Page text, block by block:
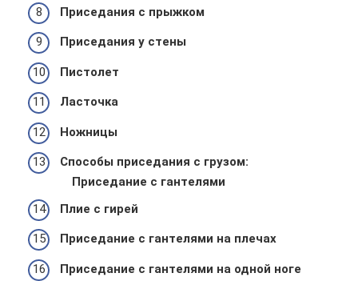
Приседания с прыжком
Приседания у стены
Пистолет
Ласточка
Ножницы
Способы приседания с грузом:
Приседание с гантелями
Плие с гирей
Приседание с гантелями на плечах
Приседание с гантелями на одной ноге